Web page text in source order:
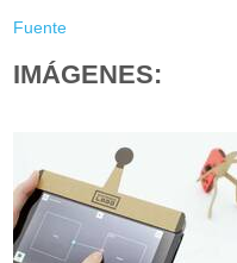
Fuente
IMÁGENES: